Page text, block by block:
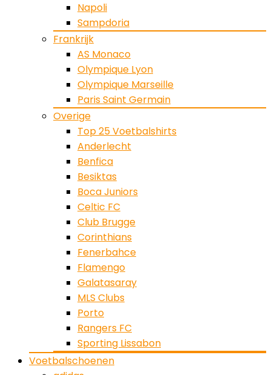
Napoli
Sampdoria
Frankrijk
AS Monaco
Olympique Lyon
Olympique Marseille
Paris Saint Germain
Overige
Top 25 Voetbalshirts
Anderlecht
Benfica
Besiktas
Boca Juniors
Celtic FC
Club Brugge
Corinthians
Fenerbahce
Flamengo
Galatasaray
MLS Clubs
Porto
Rangers FC
Sporting Lissabon
Voetbalschoenen